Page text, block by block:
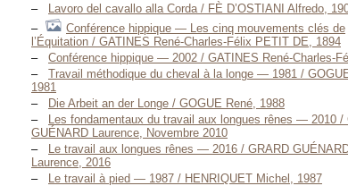
Lavoro del cavallo alla Corda / FÈ D’OSTIANI Alfredo,
Conférence hippique — Les cinq mouvements clés de
l’Équitation / GATINES René-Charles-Félix PETIT DE, 1894
Conférence hippique — 2002 / GATINES René-Charles-
Travail méthodique du cheval à la longe — 1981 /
1981
Die Arbeit an der Longe / GOGUE René, 1988
Les fondamentaux du travail aux longues rênes — 2010 /
GUÉNARD Laurence, Novembre 2010
Le travail aux longues rênes — 2016 / GRARD
Laurence, 2016
Le travail à pied — 1987 / HENRIQUET Michel, 1987